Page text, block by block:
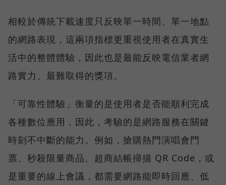
相較於傳統下載速度只反映單一時間、單一地點
的網路表現，這兩項指標更重視使用者在真實生
活中的整體體驗，因此也是最能反映電信業者網
路實力、最難取得的獎項。
「可靠性體驗」衡量的是使用者是否能順利完成
各種數位應用，因此，考驗的是網路服務在關鍵
時刻不中斷的能力。例如，搶購熱門演唱會門
票、秒殺限量商品、超商結帳掃描 QR Code，或
是重要的線上會議，都需要網路能即時回應、低